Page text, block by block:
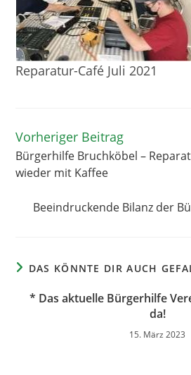
Reparatur-Café Juli 2021
Weitere
Artikel
ansehen
Vorheriger Beitrag
Bürgerhilfe Bruchköbel –
wieder mit Kaffee
Beeindruckende Bilanz der
DAS KÖNNTE DIR AUCH
* Das aktuelle Bürgerhilfe
da!
15. März 2023